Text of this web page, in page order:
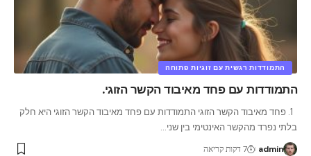
התמודדות רגשית עם זוגיות פתוחה
התמודדות עם פחד מאיבוד הקשר הזוגי.
1. פחד מאיבוד הקשר הזוגי התמודדות עם פחד מאיבוד הקשר הזוגי היא חלק
בלתי נפרד מהקשר האינטימי בין שני…
admin 7 דקות קריאה